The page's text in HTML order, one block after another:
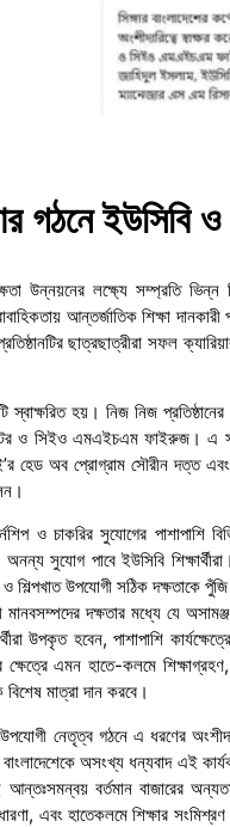
গঠনে ইউসিবি ও
দক্ষতা উন্নয়নের লক্ষ্যে সম্প্রতি
আন্তর্জাতিক শিক্ষা দানকারী
ছাত্রছাত্রীরা সফল
স্বাক্ষরিত হয়। নিজ নিজ
ও সিইও এমএইচএম ফাইরুজ। এ
অব প্রোগ্রাম সৌরীন দত্ত এবং
ও চাকরির সুযোগের
অনন্য সুযোগ পাবে ইউসিবি
ও শিল্পখাত উপযোগী সঠিক দক্ষতাকে
মানবসম্পদের দক্ষতার মধ্যে যে
উপকৃত হবেন, পাশাপাশি
ক্ষেত্রে এমন হাতে-কলমে
বিশেষ মাত্রা দান করবে।
নেতৃত্ব গঠনে এ ধরণের
বাংলাদেশেকে অসংখ্য ধন্যবাদ এই
আন্তঃসমন্বয় বর্তমান বাজারের
এবং হাতেকলমে শিক্ষার সংমিশ্রণ